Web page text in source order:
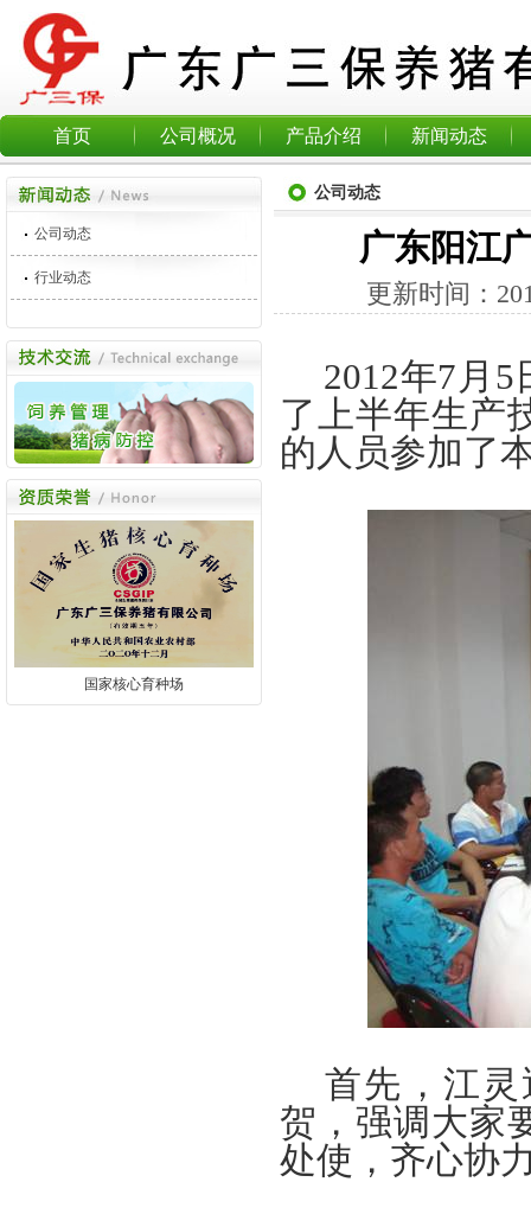
首页 公司概况 产品介绍 新闻动态
公司动态
行业动态
国家核心育种场
公司动态
广东阳江
更新时间：
2012年7 月 5
了上半年生产
的人员参加了
首先，江
贺，强调大家
处使，齐心协